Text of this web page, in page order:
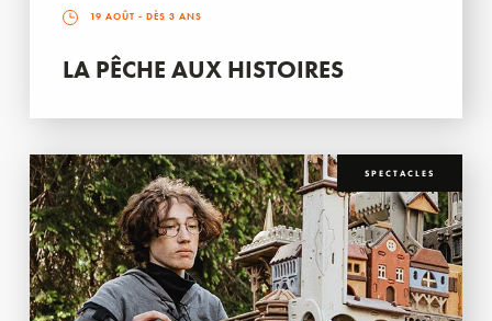
19 AOÛT - DÈS 3 ANS
LA PÊCHE AUX HISTOIRES
SPECTACLES